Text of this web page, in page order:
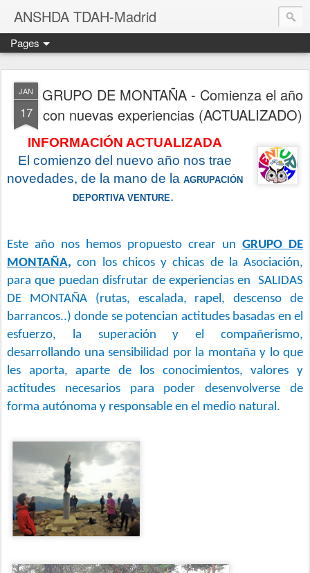
ANSHDA TDAH-Madrid
Pages
JAN
17
GRUPO DE MONTAÑA - Comienza el año
con nuevas experiencias (ACTUALIZADO)
INFORMACIÓN ACTUALIZADA
El comienzo del nuevo año nos trae
novedades, de la mano de la AGRUPACIÓN
DEPORTIVA VENTURE.
Este año nos hemos propuesto crear un GRUPO DE
MONTAÑA, con los chicos y chicas de la Asociación,
para que puedan disfrutar de experiencias en SALIDAS
DE MONTAÑA (rutas, escalada, rapel, descenso de
barrancos..) donde se potencian actitudes basadas en el
esfuerzo, la superación y el compañerismo,
desarrollando una sensibilidad por la montaña y lo que
les aporta, aparte de los conocimientos, valores y
actitudes necesarios para poder desenvolverse de
forma autónoma y responsable en el medio natural.